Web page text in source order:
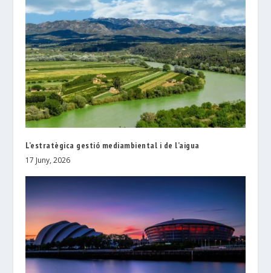
L’estratègica gestió mediambiental i de l’aigua
17 Juny, 2026